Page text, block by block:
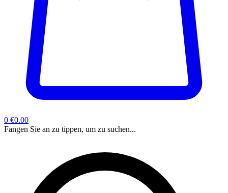
0 €0.00
Fangen Sie an zu tippen, um zu suchen...